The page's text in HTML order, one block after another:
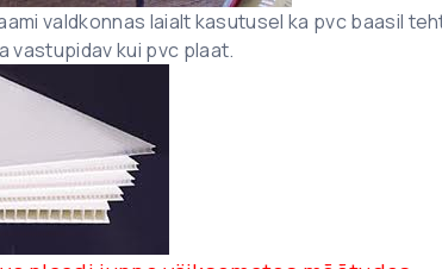
valdkonnas laialt kasutusel ka pvc baasil
vastupidav kui pvc plaat.